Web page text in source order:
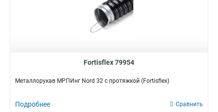
Fortisflex 79954
Металлорукав МРПИнг Nord 32 с протяжкой (Fortisflex)
Подробнее Сравнить